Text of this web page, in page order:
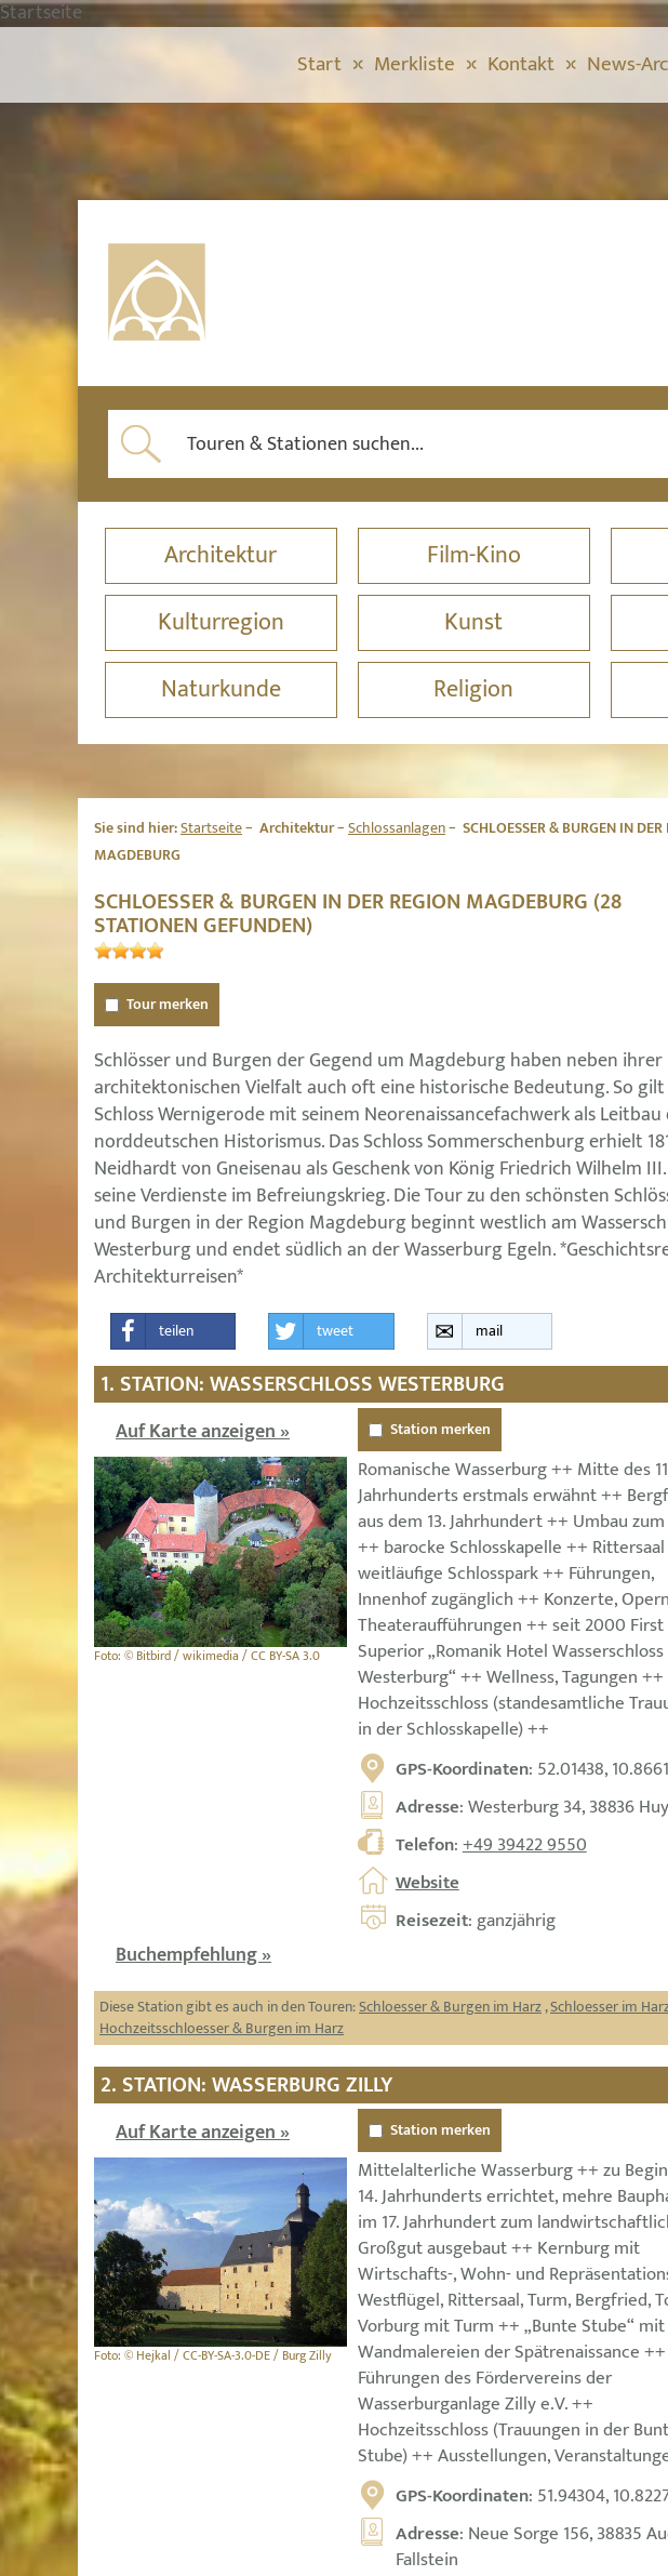
Startseite
Start Merkliste Kontakt News-
Architektur Film-Kino
Kulturregion
Kunst
Naturkunde
Religion
Sie sind hier:Startseite Architektur Schlossanlagen
SCHLOESSER & BURGEN IN
MAGDEBURG
SCHLOESSER & BURGEN IN DER REGION MAGDEBURG (28
STATIONEN GEFUNDEN)
Tour merken
Schlösser und Burgen der Gegend um Magdeburg haben neben ihrer
architektonischen Vielfalt auch oft eine historische Bedeutung. So
Schloss Wernigerode mit seinem Neorenaissancefachwerk als Leitbau
norddeutschen Historismus. Das Schloss Sommerschenburg erhielt
Neidhardt von Gneisenau als Geschenk von König Friedrich Wilhelm
seine Verdienste im Befreiungskrieg. Die Tour zu den schönsten
und Burgen in der Region Magdeburg beginnt westlich am
Westerburg und endet südlich an der Wasserburg Egeln.
Architekturreisen*
teilen tweet mail
1. STATION: WASSERSCHLOSS WESTERBURG
Auf Karte anzeigen »
Foto: © Bitbird / wikimedia / CC BY-SA 3.0
Station merken
Romanische Wasserburg ++ Mitte des
Jahrhunderts erstmals erwähnt ++
aus dem 13. Jahrhundert ++ Umbau
++ barocke Schlosskapelle ++
weitläufige Schlosspark ++ Führungen,
Innenhof zugänglich ++ Konzerte,
Theateraufführungen ++ seit 2000 First
Superior „Romanik Hotel Wasserschloss
Westerburg“ ++ Wellness, Tagungen ++
Hochzeitsschloss (standesamtliche
in der Schlosskapelle) ++
GPS-Koordinaten: 52.01438,
Adresse: Westerburg 34, 38836 Huy
Telefon:+49 39422 9550
Website
Reisezeit: ganzjährig
Buchempfehlung »
Diese Station gibt es auch in den Touren:Schloesser & Burgen im Harz,Schloesser im
Hochzeitsschloesser & Burgen im Harz
2. STATION: WASSERBURG ZILLY
Auf Karte anzeigen »
Foto: © Hejkal / CC-BY-SA-3.0-DE / Burg Zilly
Station merken
Mittelalterliche Wasserburg ++ zu
14. Jahrhunderts errichtet, mehre
im 17. Jahrhundert zum
Großgut ausgebaut ++ Kernburg mit
Wirtschafts-, Wohn- und
Westflügel, Rittersaal, Turm, Bergfried,
Vorburg mit Turm ++ „Bunte Stube“ mit
Wandmalereien der Spätrenaissance ++
Führungen des Fördervereins der
Wasserburganlage Zilly e.V. ++
Hochzeitsschloss (Trauungen in der
Stube) ++ Ausstellungen,
GPS-Koordinaten: 51.94304,
Adresse: Neue Sorge 156, 38835
Fallstein